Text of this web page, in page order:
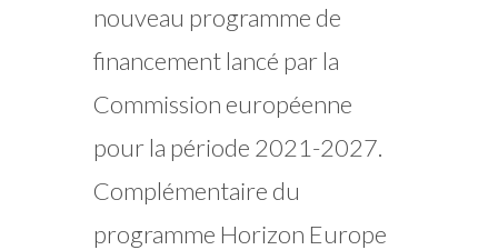
nouveau programme de
financement lancé par la
Commission européenne
pour la période 2021-2027.
Complémentaire du
programme Horizon Europe